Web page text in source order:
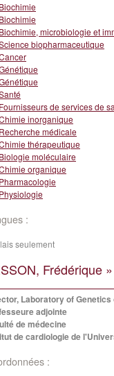
Biochimie
Biochimie
Biochimie, microbiologie et
biopharmaceutique
Fournisseurs de services de
inorganique
Recherche médicale
thérapeutique
Biologie moléculaire
organique
Pharmacologie
Physiologie
:
seulement
Frédérique »
Laboratory of
adjointe
de médecine
de cardiologie de
: